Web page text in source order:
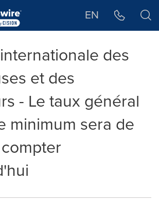
EN
des
et des
- Le taux général
minimum sera de